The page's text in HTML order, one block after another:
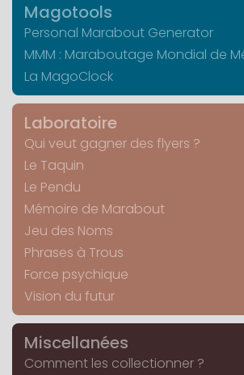
Magotools
Personal Marabout Generator
MMM : Maraboutage Mondial de
La MagoClock
Laboratoire
Qui veut gagner des flyers ?
Le Taquin
Le Pendu
Mémoire de Marabout
Jeu des Noms
Phrases à Trous
Force psychique
Vision du futur
Miscellanées
Comment les collectionner ?